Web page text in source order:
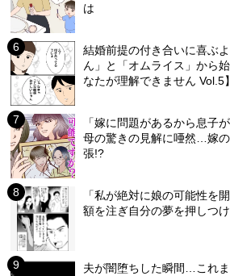
は
結婚前提の付き合いに喜ぶ
ん」と「オムライス」から
なたが理解できません Vol.5】
「嫁に問題があるから息子
母の驚きの見解に唖然…嫁
張!?
「私が絶対に娘の可能性を
額を注ぎ自分の夢を押しつ
夫が闇堕ちした瞬間…これ